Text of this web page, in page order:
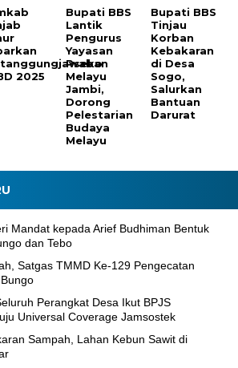
2025
Bupati BBS
Lantik
Pengurus
Yayasan
Pseko
Melayu
Jambi,
Dorong
Pelestarian
Budaya
Melayu
Bupati BBS
Tinjau
Korban
Kebakaran
di Desa
Sogo,
Salurkan
Bantuan
Darurat
Mandat kepada Arief Budhiman Bentuk
dan Tebo
Satgas TMMD Ke-129 Pengecatan
Perangkat Desa Ikut BPJS
Universal Coverage Jamsostek
Sampah, Lahan Kebun Sawit di